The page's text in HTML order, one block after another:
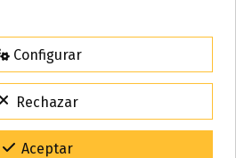
de descuento
VACACIONES15
y por seguir confiando en nosotros.
Configurar
Rechazar
Aceptar